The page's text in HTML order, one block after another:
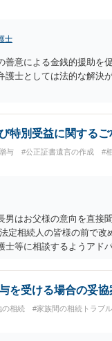
士
善意による金銭的援助を
護士としては法的な解決
特別受益に関するご
与 #公正証書遺言の作成 #
男はお父様の意向を直
定相続人の皆様の前で
士等に相談するようアド
を受ける場合の妥協
の相続 #家族間の相続トラブル